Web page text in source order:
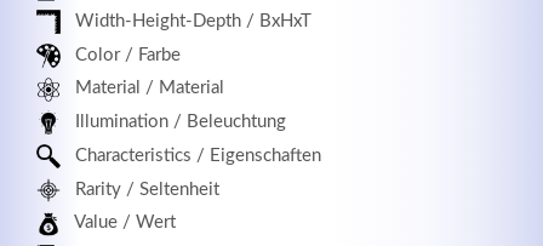
Width-Height-Depth / BxHxT
Color / Farbe
Material / Material
Illumination / Beleuchtung
Characteristics / Eigenschaften
Rarity / Seltenheit
Value / Wert